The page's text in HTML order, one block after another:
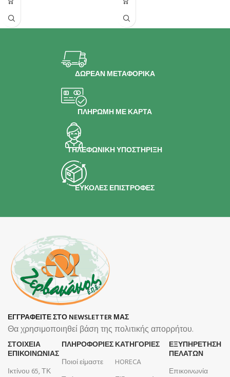
ΔΩΡΕΑΝ ΜΕΤΑΦΟΡΙΚΑ
ΠΛΗΡΩΜΗ ΜΕ ΚΑΡΤΑ
ΤΗΛΕΦΩΝΙΚΗ ΥΠΟΣΤΗΡΙΞΗ
ΕΥΚΟΛΕΣ ΕΠΙΣΤΡΟΦΕΣ
ΕΓΓΡΑΦΕΙΤΕ ΣΤΟ NEWSLETTER ΜΑΣ
Θα χρησιμοποιηθεί βάση της πολιτικής απορρήτου.
ΣΤΟΙΧΕΙΑ
ΕΠΙΚΟΙΝΩΝΙΑΣ
Ικτίνου 65, ΤΚ
ΠΛΗΡΟΦΟΡΊΕΣ
Ποιοί είμαστε
ΚΑΤΗΓΟΡΙΕΣ
HORECA
ΕΞΥΠΗΡΕΤΗΣΗ
ΠΕΛΑΤΩΝ
Επικοινωνία